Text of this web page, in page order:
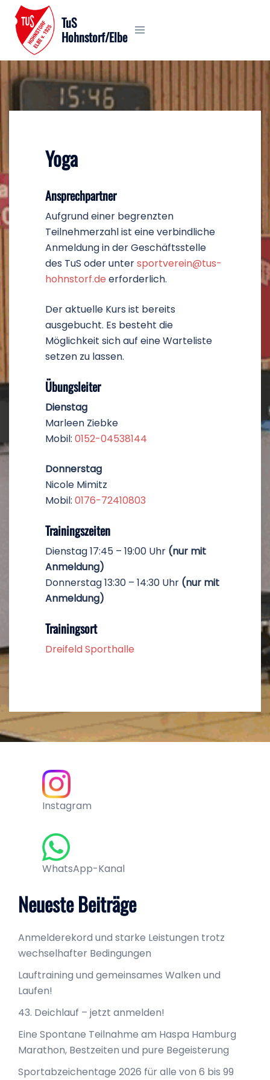
Zum
Inhalt
springen
TuS
Hohnstorf/Elbe
Yoga
Ansprechpartner
Aufgrund einer begrenzten
Teilnehmerzahl ist eine verbindliche
Anmeldung in der Geschäftsstelle
des TuS oder untersportverein@tus-
hohnstorf.de erforderlich.
Der aktuelle Kurs ist bereits
ausgebucht. Es besteht die
Möglichkeit sich auf eine Warteliste
setzen zu lassen.
Übungsleiter
Dienstag
Marleen Ziebke
Mobil: 0152-04538144
Donnerstag
Nicole Mimitz
Mobil: 0176-72410803
Trainingszeiten
Dienstag 17:45 – 19:00 Uhr (nur mit
Anmeldung)
Donnerstag 13:30 – 14:30 Uhr (nur mit
Anmeldung)
Trainingsort
Dreifeld Sporthalle
Instagram
WhatsApp-Kanal
Neueste Beiträge
Anmelderekord und starke Leistungen trotz
wechselhafter Bedingungen
Lauftraining und gemeinsames Walken und
Laufen!
43. Deichlauf – jetzt anmelden!
Eine Spontane Teilnahme am Haspa Hamburg
Marathon, Bestzeiten und pure Begeisterung
Sportabzeichentage 2026 für alle von 6 bis 99